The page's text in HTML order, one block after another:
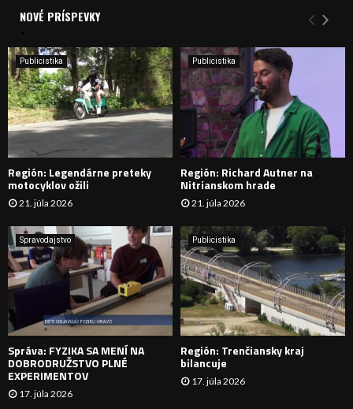
i
e
:
Y
H
D
A
N
I
E
NOVÉ PRÍSPEVKY
Publicistika
Región: Legendárne preteky
motocyklov ožili
21. júla 2026
Publicistika
Región: Richard Autner na
Nitrianskom hrade
21. júla 2026
Spravodajstvo
Správa: FYZIKA SA MENÍ NA
DOBRODRUŽSTVO PLNÉ
EXPERIMENTOV
17. júla 2026
Publicistika
Región: Trenčiansky kraj
bilancuje
17. júla 2026